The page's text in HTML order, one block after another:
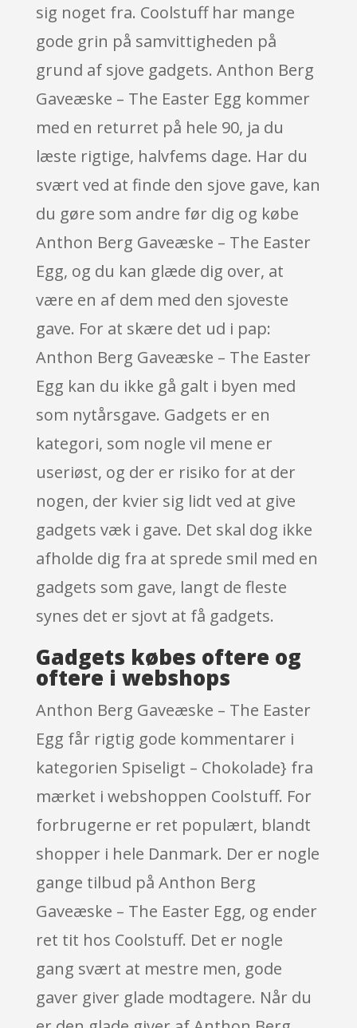
sig noget fra. Coolstuff har mange
gode grin på samvittigheden på
grund af sjove gadgets. Anthon Berg
Gaveæske – The Easter Egg kommer
med en returret på hele 90, ja du
læste rigtige, halvfems dage. Har du
svært ved at finde den sjove gave, kan
du gøre som andre før dig og købe
Anthon Berg Gaveæske – The Easter
Egg, og du kan glæde dig over, at
være en af dem med den sjoveste
gave. For at skære det ud i pap:
Anthon Berg Gaveæske – The Easter
Egg kan du ikke gå galt i byen med
som nytårsgave. Gadgets er en
kategori, som nogle vil mene er
useriøst, og der er risiko for at der
nogen, der kvier sig lidt ved at give
gadgets væk i gave. Det skal dog ikke
afholde dig fra at sprede smil med en
gadgets som gave, langt de fleste
synes det er sjovt at få gadgets.
Gadgets købes oftere og
oftere i webshops
Anthon Berg Gaveæske – The Easter
Egg får rigtig gode kommentarer i
kategorien Spiseligt – Chokolade} fra
mærket i webshoppen Coolstuff. For
forbrugerne er ret populært, blandt
shopper i hele Danmark. Der er nogle
gange tilbud på Anthon Berg
Gaveæske – The Easter Egg, og ender
ret tit hos Coolstuff. Det er nogle
gang svært at mestre men, gode
gaver giver glade modtagere. Når du